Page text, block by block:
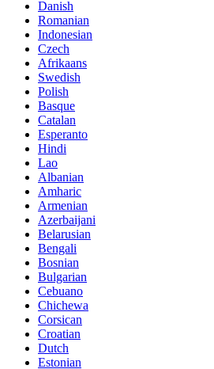
Danish
Romanian
Indonesian
Czech
Afrikaans
Swedish
Polish
Basque
Catalan
Esperanto
Hindi
Lao
Albanian
Amharic
Armenian
Azerbaijani
Belarusian
Bengali
Bosnian
Bulgarian
Cebuano
Chichewa
Corsican
Croatian
Dutch
Estonian